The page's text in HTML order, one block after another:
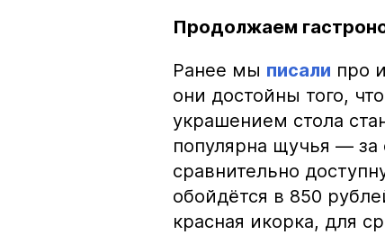
Продолжаем
Ранее мы писали про
они достойны того,
украшением стола
популярна щучья — за
сравнительно
обойдётся в 850
красная икорка, для